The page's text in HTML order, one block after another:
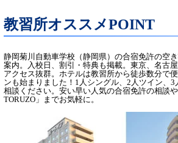
教習所オススメPOINT
静岡菊川自動車学校（静岡県）の合宿免許の空
案内。入校日、割引・特典も掲載。東京、名古
アクセス抜群。ホテルは教習所から徒歩数分で
ンも始まりました！1人シングル、2人ツイン、
相談ください。安い早い人気の合宿免許の相談
TORUZO」までお気軽に。